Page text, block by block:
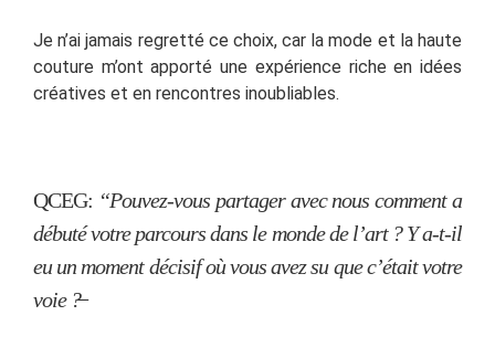
Je n’ai jamais regretté ce choix, car la mode et la haute
couture m’ont apporté une expérience riche en idées
créatives et en rencontres inoubliables.
QCEG: “Pouvez-vous partager avec nous comment a
débuté votre parcours dans le monde de l’art ? Y a-t-il
eu un moment décisif où vous avez su que c’était votre
voie ?̶